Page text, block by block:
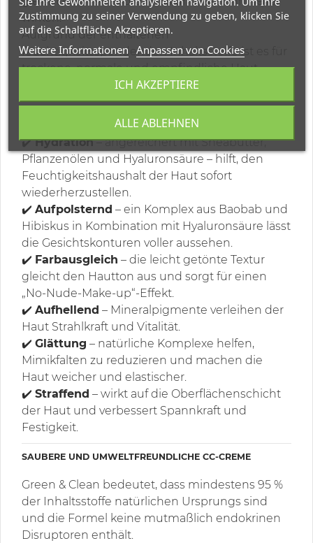
wirken.
Aufgrund der enthaltenen
feuchtigkeitsspendenden Inhaltsstoffe ist es für
trockene, normale und empfindliche Haut
✔️Hydration– angereichert mit Sheabutter,
Pflanzenölen und Hyaluronsäure – hilft, den
Feuchtigkeitshaushalt der Haut sofort
wiederherzustellen.
✔️ Aufpolsternd – ein Komplex aus Baobab und
Hibiskus in Kombination mit Hyaluronsäure lässt
die Gesichtskonturen voller aussehen.
✔️ Farbausgleich – die leicht getönte Textur
gleicht den Hautton aus und sorgt für einen
„No-Nude-Make-up“-Effekt.
✔️ Aufhellend – Mineralpigmente verleihen der
Haut Strahlkraft und Vitalität.
✔️ Glättung – natürliche Komplexe helfen,
Mimikfalten zu reduzieren und machen die
Haut weicher und elastischer.
✔️ Straffend – wirkt auf die Oberflächenschicht
der Haut und verbessert Spannkraft und
Festigkeit.
SAUBERE UND UMWELTFREUNDLICHE CC-CREME
Green & Clean bedeutet, dass mindestens 95 %
der Inhaltsstoffe natürlichen Ursprungs sind
und die Formel keine mutmaßlich endokrinen
Disruptoren enthält.
Zustimmung zu seiner Verwendung zu geben, klicken Sie
auf die Schaltfläche Akzeptieren.
Weitere Informationen Anpassen von Cookies
ALLE ABLEHNEN
ICH AKZEPTIERE